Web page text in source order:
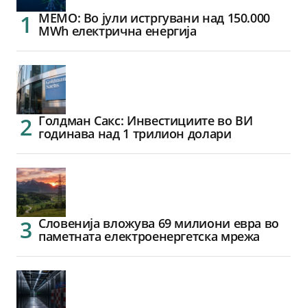
МЕМО: Во јули истргувани над 150.000
MWh електрична енергија
Голдман Сакс: Инвестициите во ВИ
годинава над 1 трилион долари
Словенија вложува 69 милиони евра во
паметната електроенергетска мрежа